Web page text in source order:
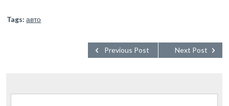
Tags: авто
Next Post
Previous Post
Найти: